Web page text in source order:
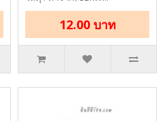
12.00 บาท